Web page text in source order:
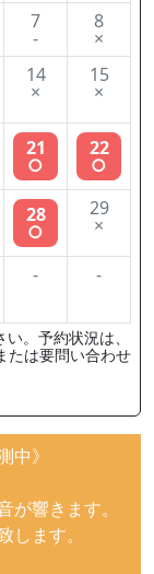
7
-
8
×
14
×
15
×
21
○
22
○
28
○
29
×
- -
。予約状況は、
たは要問い合わせ
中》
響きます。
ます。